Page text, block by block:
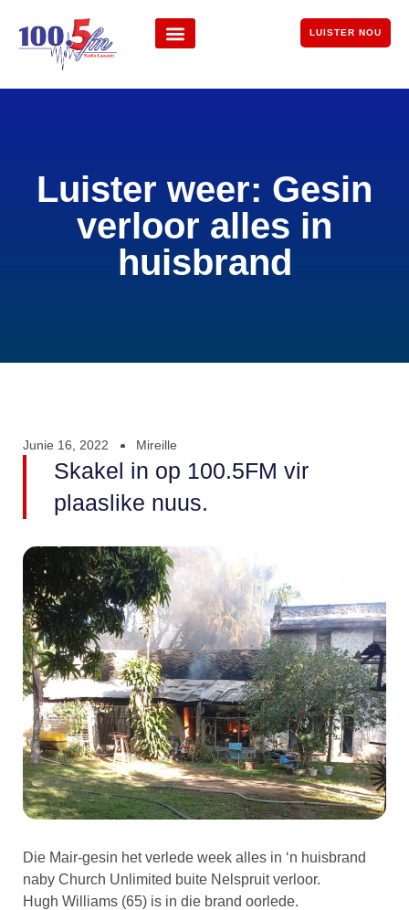
LUISTER NOU
Luister weer: Gesin
verloor alles in
huisbrand
Junie 16, 2022 Mireille
Skakel in op 100.5FM vir
plaaslike nuus.
Die Mair-gesin het verlede week alles in ‘n huisbrand
naby Church Unlimited buite Nelspruit verloor.
Hugh Williams (65) is in die brand oorlede.